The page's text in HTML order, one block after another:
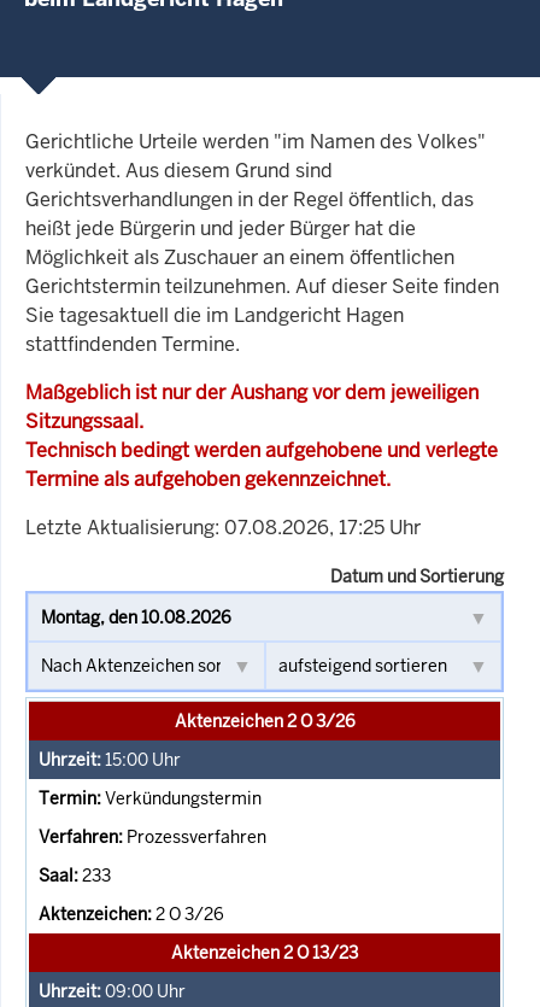
Gerichtliche Urteile werden "im Namen des Volkes"
verkündet. Aus diesem Grund sind
Gerichtsverhandlungen in der Regel öffentlich, das
heißt jede Bürgerin und jeder Bürger hat die
Möglichkeit als Zuschauer an einem öffentlichen
Gerichtstermin teilzunehmen. Auf dieser Seite finden
Sie tagesaktuell die im Landgericht Hagen
stattfindenden Termine.
Maßgeblich ist nur der Aushang vor dem jeweiligen
Sitzungssaal.
Technisch bedingt werden aufgehobene und verlegte
Termine als aufgehoben gekennzeichnet.
Letzte Aktualisierung: 07.08.2026, 17:25 Uhr
Datum und Sortierung
Aktenzeichen 2 O 3/26
15:00 Uhr
Verkündungstermin
Prozessverfahren
233
2 O 3/26
Aktenzeichen 2 O 13/23
09:00 Uhr